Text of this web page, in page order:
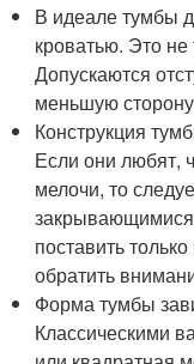
В идеале тумбы
кроватью. Это не
Допускаются
меньшую
Конструкция
Если они любят,
мелочи, то
поставить
обратить
Форма тумбы
Классическими